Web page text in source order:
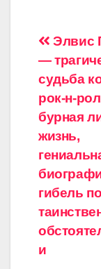
по
Элвис
—
судьба
рок-н-
бурная
жизнь,
гибель
и